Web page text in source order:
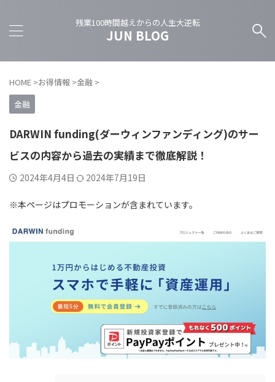
残業100時間越えからの人生大逆転
JUN BLOG
HOME >お得情報 >金融 >
金融
DARWIN funding(ダーウィンファンディング)のサー
ビスの内容から過去の実績まで徹底解説！
2024年4月4日 2024年7月19日
※本ページはプロモーションが含まれています。